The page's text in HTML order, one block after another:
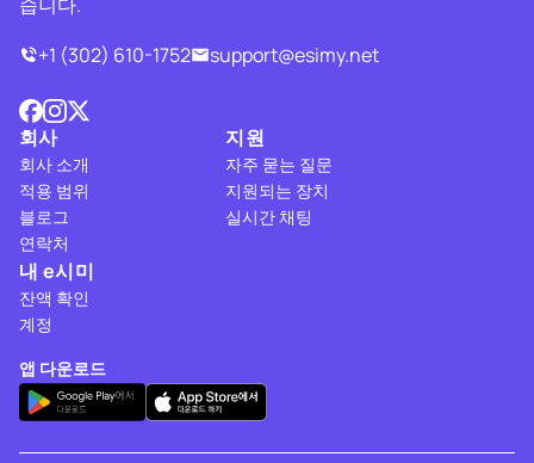
+1 (302) 610-1752
support@esimy.net
회사
회사 소개
적용 범위
블로그
연락처
지원
자주 묻는 질문
지원되는 장치
실시간 채팅
내 e시미
잔액 확인
계정
앱 다운로드